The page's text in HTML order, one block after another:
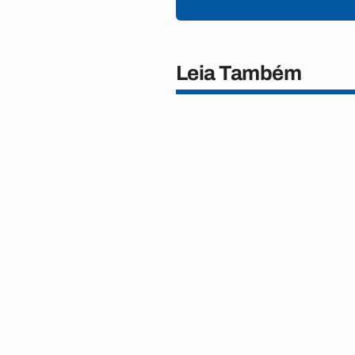
Leia Também